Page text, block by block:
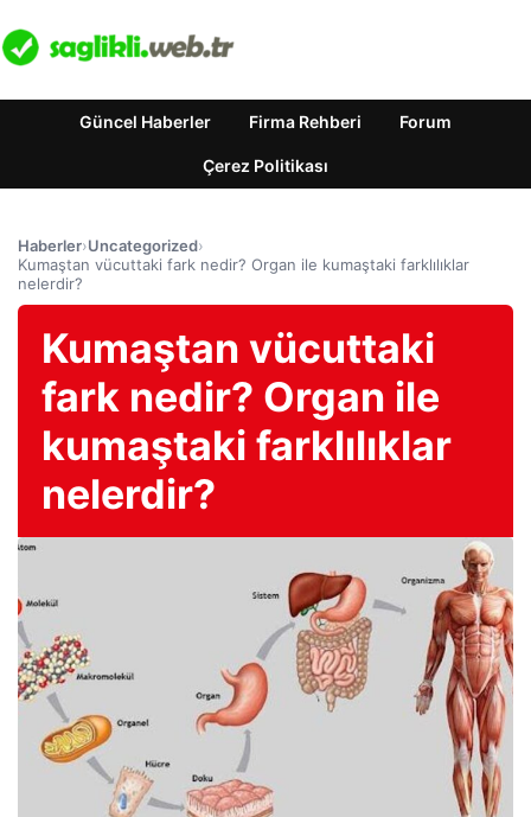
Güncel Haberler Firma Rehberi Forum
Çerez Politikası
Haberler›Uncategorized›
Kumaştan vücuttaki fark nedir? Organ ile kumaştaki farklılıklar
nelerdir?
Kumaştan vücuttaki
fark nedir? Organ ile
kumaştaki farklılıklar
nelerdir?